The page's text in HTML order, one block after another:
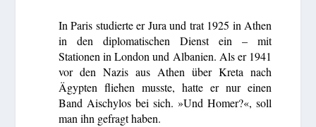
In Paris studierte er Jura und trat 1925 in Athen
in den diplomatischen Dienst ein – mit
Stationen in London und Albanien. Als er 1941
vor den Nazis aus Athen über Kreta nach
Ägypten fliehen musste, hatte er nur einen
Band Aischylos bei sich. »Und Homer?«, soll
man ihn gefragt haben.